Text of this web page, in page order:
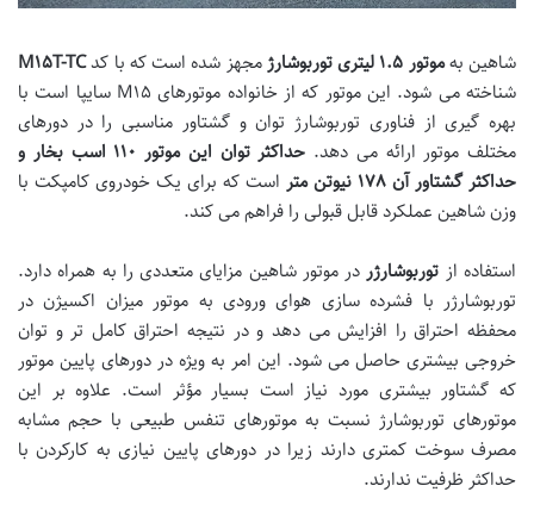
شاهین بهموتور ۱.۵ لیتری توربوشارژ مجهز شده است که با کد M۱۵T-TC
شناخته می شود. این موتور که از خانواده موتورهای M۱۵ سایپا است با
بهره گیری از فناوری توربوشارژ توان و گشتاور مناسبی را در دورهای
مختلف موتور ارائه می دهد. حداکثر توان این موتور ۱۱۰ اسب بخار و
حداکثر گشتاور آن ۱۷۸ نیوتن متر است که برای یک خودروی کامپکت با
وزن شاهین عملکرد قابل قبولی را فراهم می کند.
استفاده از توربوشارژر در موتور شاهین مزایای متعددی را به همراه دارد.
توربوشارژر با فشرده سازی هوای ورودی به موتور میزان اکسیژن در
محفظه احتراق را افزایش می دهد و در نتیجه احتراق کامل تر و توان
خروجی بیشتری حاصل می شود. این امر به ویژه در دورهای پایین موتور
که گشتاور بیشتری مورد نیاز است بسیار مؤثر است. علاوه بر این
موتورهای توربوشارژ نسبت به موتورهای تنفس طبیعی با حجم مشابه
مصرف سوخت کمتری دارند زیرا در دورهای پایین نیازی به کارکردن با
حداکثر ظرفیت ندارند.